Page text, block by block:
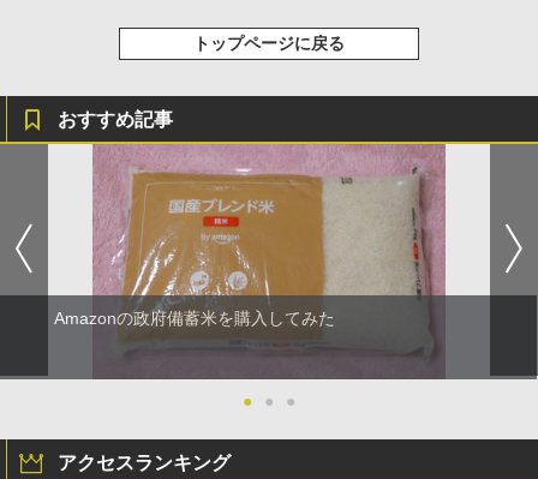
トップページに戻る
おすすめ記事
Amazonの政府備蓄米を購入してみた
● ● ●
アクセスランキング